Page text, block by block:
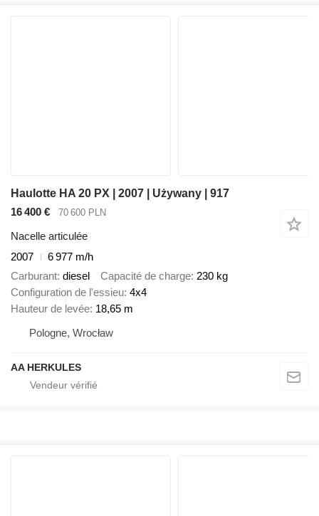
Haulotte HA 20 PX | 2007 | Używany | 917
16 400 €
70 600 PLN
Nacelle articulée
2007
6 977 m/h
Carburant diesel Capacité de charge 230 kg
Configuration de l'essieu 4x4
Hauteur de levée 18,65 m
Pologne, Wrocław
AA HERKULES